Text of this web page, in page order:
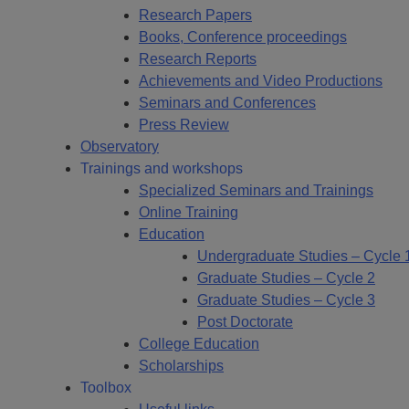
Research Papers
Books, Conference proceedings
Research Reports
Achievements and Video Productions
Seminars and Conferences
Press Review
Observatory
Trainings and workshops
Specialized Seminars and Trainings
Online Training
Education
Undergraduate Studies – Cycle
Graduate Studies – Cycle 2
Graduate Studies – Cycle 3
Post Doctorate
College Education
Scholarships
Toolbox